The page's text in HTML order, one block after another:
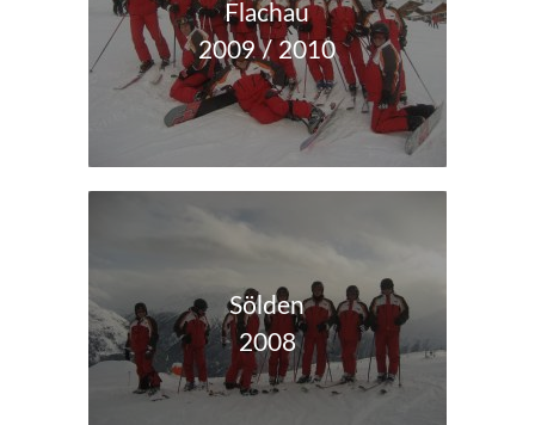
Flachau
2009 / 2010
Sölden
2008